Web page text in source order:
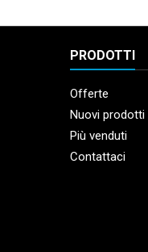
PRODOTTI
Offerte
Nuovi prodotti
Più venduti
Contattaci